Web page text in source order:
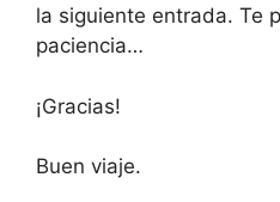
la siguiente entrada. Te
paciencia…
¡Gracias!
Buen viaje.